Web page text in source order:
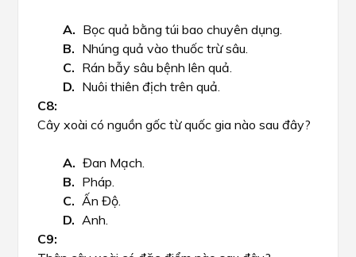
Bọc quả bằng túi bao chuyên dụng.
Nhúng quả vào thuốc trừ sâu.
Rán bẫy sâu bệnh lên quả.
Nuôi thiên địch trên quả.
Cây xoài có nguồn gốc từ quốc gia nào sau đây?
Đan Mạch.
Pháp.
Ấn Độ.
Anh.